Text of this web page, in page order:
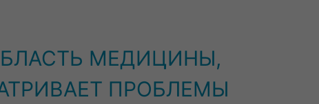
МЕДИЦИНЫ,
ПРОБЛЕМЫ